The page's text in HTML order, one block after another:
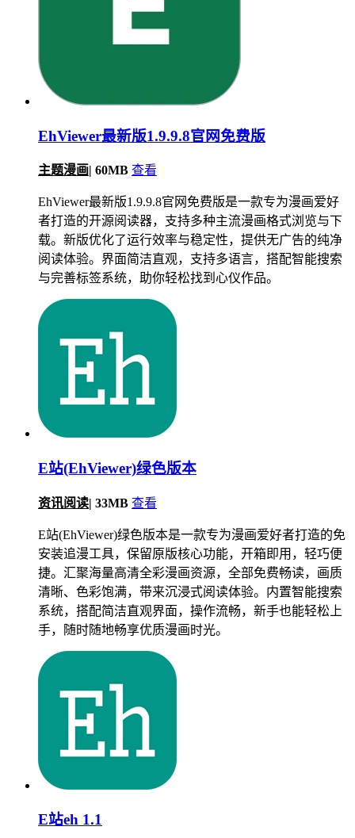
EhViewer最新版1.9.9.8官网免费版
主题漫画| 60MB 查看
EhViewer最新版1.9.9.8官网免费版是一款专为漫画爱好
者打造的开源阅读器，支持多种主流漫画格式浏览与下
载。新版优化了运行效率与稳定性，提供无广告的纯净
阅读体验。界面简洁直观，支持多语言，搭配智能搜索
与完善标签系统，助你轻松找到心仪作品。
E站(EhViewer)绿色版本
资讯阅读| 33MB 查看
E站(EhViewer)绿色版本是一款专为漫画爱好者打造的免
安装追漫工具，保留原版核心功能，开箱即用，轻巧便
捷。汇聚海量高清全彩漫画资源，全部免费畅读，画质
清晰、色彩饱满，带来沉浸式阅读体验。内置智能搜索
系统，搭配简洁直观界面，操作流畅，新手也能轻松上
手，随时随地畅享优质漫画时光。
E站eh 1.1